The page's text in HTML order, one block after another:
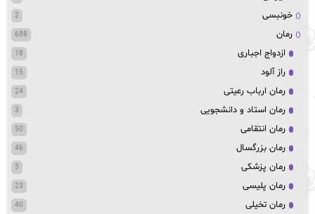
خونبسی 2
رمان 688
ازدواج اجباری 18
راز آلود 15
رمان ارباب رعیتی 24
رمان استاد و دانشجویی 3
رمان انتقامی 50
رمان بزرگسال 46
رمان پزشکی 3
رمان پلیسی 23
رمان تخیلی 40